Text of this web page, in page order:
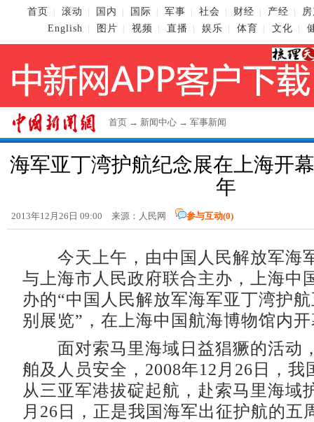
首页 滚动 国内 国际 军事 社会 财经 产经
English
图片 视频 直播 娱乐 体育 文化
首页 → 新闻中心 → 军事新闻
海军亚丁湾护航纪念展在上海开
年
2013年12月26日 09:00 来源：人民网 参与互动(0)
今天上午，由中国人民解放军海
与上海市人民政府联合主办，上海中
办的“中国人民解放军海军亚丁湾护
别展览”，在上海中国航海博物馆内
面对索马里海域日益猖獗的活动
舶及人员安全，2008年12月26日，我
从三亚军港拔碇起航，赴索马里海域
月26日，正是我国海军出征护航的五